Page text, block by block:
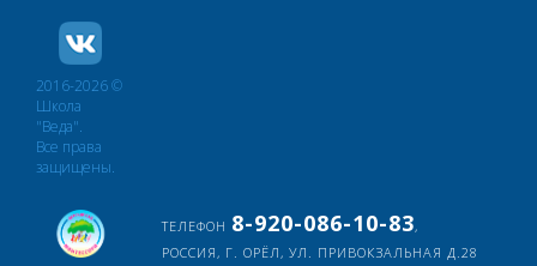
2016-2026 ©
Школа
"Веда".
Все права
защищены.
ТЕЛЕФОН 8-920-086-10-83,
РОССИЯ, Г. ОРЁЛ, УЛ. ПРИВОКЗАЛЬНАЯ Д.28